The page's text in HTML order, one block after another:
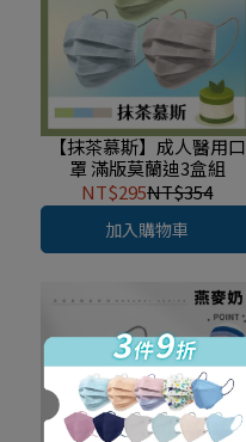
【抹茶慕斯】成人醫用口
罩 滿版莫蘭迪3盒組
NT$295NT$354
加入購物車